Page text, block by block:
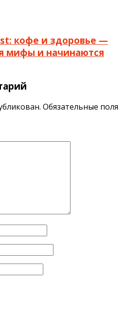
кофе и здоровье —
мифы и начинаются
Обязательные поля